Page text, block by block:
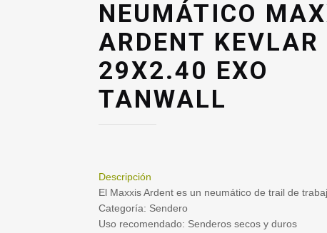
NEUMÁTICO
ARDENT KEVLAR
29X2.40 EXO
TANWALL
Descripción
El Maxxis Ardent es un neumático de trail de
Categoría: Sendero
Uso recomendado: Senderos secos y duros